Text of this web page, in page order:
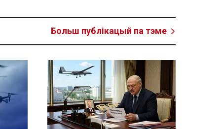
Больш публікацый па тэме